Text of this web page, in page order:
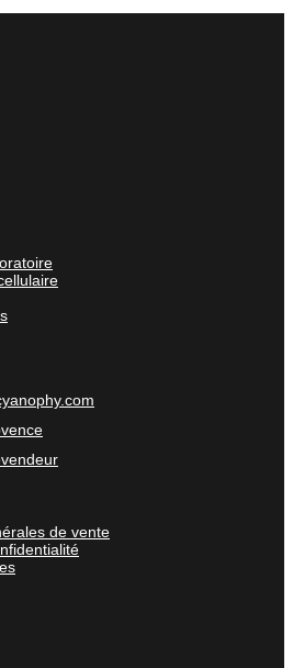
de vente